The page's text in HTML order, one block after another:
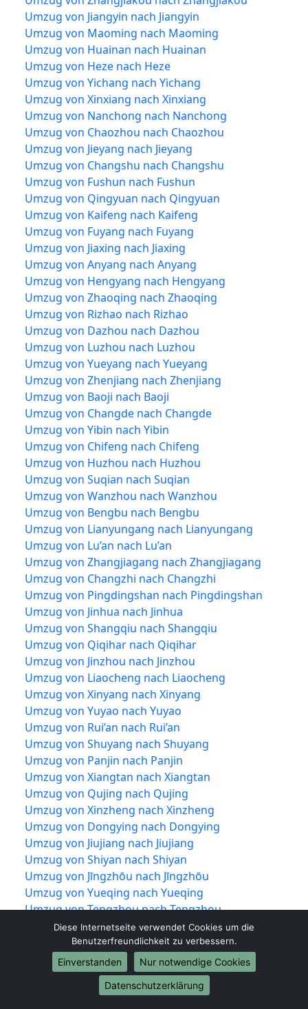
Umzug von Jiangyin nach Jiangyin
Umzug von Maoming nach Maoming
Umzug von Huainan nach Huainan
Umzug von Heze nach Heze
Umzug von Yichang nach Yichang
Umzug von Xinxiang nach Xinxiang
Umzug von Nanchong nach Nanchong
Umzug von Chaozhou nach Chaozhou
Umzug von Jieyang nach Jieyang
Umzug von Changshu nach Changshu
Umzug von Fushun nach Fushun
Umzug von Qingyuan nach Qingyuan
Umzug von Kaifeng nach Kaifeng
Umzug von Fuyang nach Fuyang
Umzug von Jiaxing nach Jiaxing
Umzug von Anyang nach Anyang
Umzug von Hengyang nach Hengyang
Umzug von Zhaoqing nach Zhaoqing
Umzug von Rizhao nach Rizhao
Umzug von Dazhou nach Dazhou
Umzug von Luzhou nach Luzhou
Umzug von Yueyang nach Yueyang
Umzug von Zhenjiang nach Zhenjiang
Umzug von Baoji nach Baoji
Umzug von Changde nach Changde
Umzug von Yibin nach Yibin
Umzug von Chifeng nach Chifeng
Umzug von Huzhou nach Huzhou
Umzug von Suqian nach Suqian
Umzug von Wanzhou nach Wanzhou
Umzug von Bengbu nach Bengbu
Umzug von Lianyungang nach Lianyungang
Umzug von Lu’an nach Lu’an
Umzug von Zhangjiagang nach Zhangjiagang
Umzug von Changzhi nach Changzhi
Umzug von Pingdingshan nach Pingdingshan
Umzug von Jinhua nach Jinhua
Umzug von Shangqiu nach Shangqiu
Umzug von Qiqihar nach Qiqihar
Umzug von Jinzhou nach Jinzhou
Umzug von Liaocheng nach Liaocheng
Umzug von Xinyang nach Xinyang
Umzug von Yuyao nach Yuyao
Umzug von Rui’an nach Rui’an
Umzug von Shuyang nach Shuyang
Umzug von Panjin nach Panjin
Umzug von Xiangtan nach Xiangtan
Umzug von Qujing nach Qujing
Umzug von Xinzheng nach Xinzheng
Umzug von Dongying nach Dongying
Umzug von Jiujiang nach Jiujiang
Umzug von Shiyan nach Shiyan
Umzug von Jīngzhōu nach Jīngzhōu
Umzug von Yueqing nach Yueqing
Umzug von Tengzhou nach Tengzhou
Umzug von Nan’an nach Nan’an
Umzug von Puning nach Puning
Umzug von Guigang nach Guigang
Umzug von Wenling nach Wenling
Umzug von Suzhou nach Suzhou
Diese Internetseite verwendet Cookies um die
Benutzerfreundlichkeit zu verbessern.
Einverstanden
Nur notwendige Cookies
Datenschutzerklärung